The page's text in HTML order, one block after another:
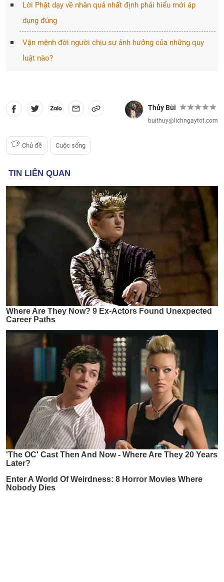
Lời Phật dạy về nhân quả nhất định phải hiểu mới áp
dụng đúng
Vận mệnh đời người chịu sự ảnh hưởng của những quy
luật nào?
Thủy Bùi
buithuy@lichngaytot.com
Chủ đề Cuộc sống